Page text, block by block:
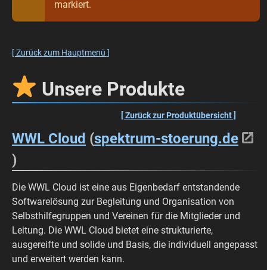
markiert.
[ Zurück zum Hauptmenü ]
Unsere Produkte
[ Zurück zur Produktübersicht ]
WWL Cloud (spektrum-stoerung.de
)
Die WWL Cloud ist eine aus Eigenbedarf entstandende
Softwarelösung zur Begleitung und Organisation von
Selbsthilfegruppen und Vereinen für die Mitglieder und
Leitung. Die WWL Cloud bietet eine strukturierte,
ausgereifte und solide und Basis, die individuell angepasst
und erweitert werden kann.